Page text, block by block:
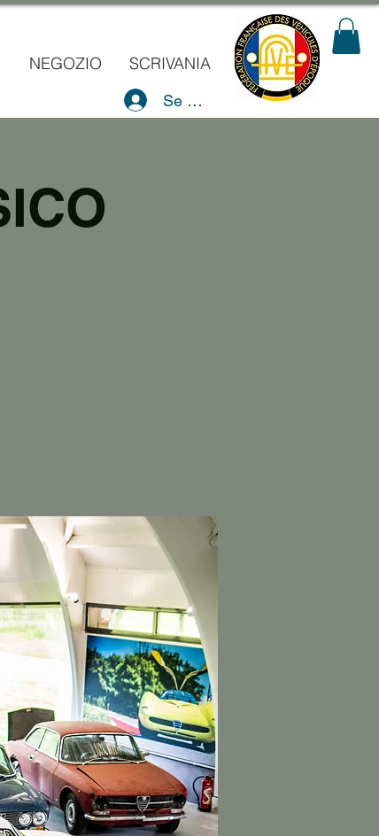
NEGOZIO SCRIVANIA
Se connecter